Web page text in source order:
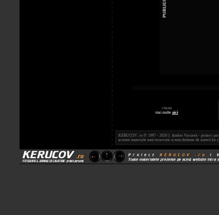
citeste
mai multe aici
KERUCOV .ro © 1997 - 2026 || Andrei Vocurek - proiect
acestor materiale sunt rezervate si sunt detinute de autorii